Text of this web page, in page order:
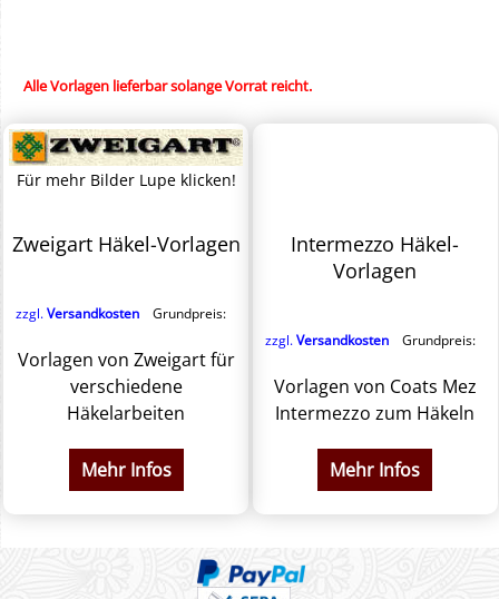
Alle Vorlagen lieferbar solange Vorrat reicht.
Für mehr Bilder Lupe klicken!
Zweigart Häkel-Vorlagen
zzgl.Versandkosten Grundpreis:
Vorlagen von Zweigart für
verschiedene
Häkelarbeiten
Mehr Infos
Intermezzo Häkel-
Vorlagen
zzgl.Versandkosten Grundpreis:
Vorlagen von Coats Mez
Intermezzo zum Häkeln
Mehr Infos